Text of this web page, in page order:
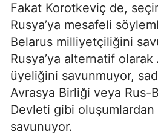
Fakat Korotkeviç de,
Rusya’ya mesafeli
Belarus milliyetçiliğini
Rusya’ya alternatif
üyeliğini savunmuyor,
Avrasya Birliği veya Rus-
Devleti gibi oluşumlardan
savunuyor.